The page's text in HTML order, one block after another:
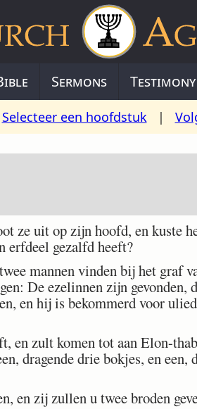
Sermons
Selecteer een hoofdstuk|
ze uit op zijn hoofd, en kuste
erfdeel gezalfd heeft?
mannen vinden bij het graf
De ezelinnen zijn gevonden,
en hij is bekommerd voor
en zult komen tot aan Elon-
dragende drie bokjes, en een,
en zij zullen u twee broden